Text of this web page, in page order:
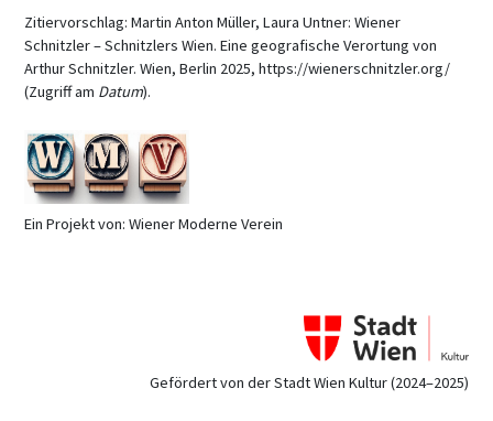
Zitiervorschlag: Martin Anton Müller, Laura Untner: Wiener
Schnitzler – Schnitzlers Wien. Eine geografische Verortung von
Arthur Schnitzler. Wien, Berlin 2025, https://wienerschnitzler.org/
(Zugriff am Datum).
Ein Projekt von: Wiener Moderne Verein
Gefördert von der Stadt Wien Kultur (2024–2025)